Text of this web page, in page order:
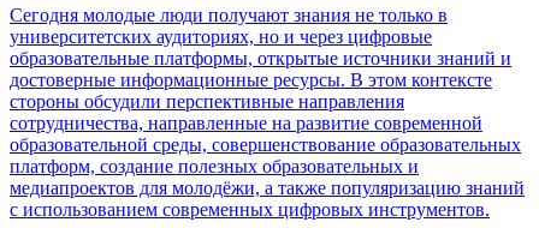
Сегодня молодые люди получают знания не только в
университетских аудиториях, но и через цифровые
образовательные платформы, открытые источники знаний и
достоверные информационные ресурсы. В этом контексте
стороны обсудили перспективные направления
сотрудничества, направленные на развитие современной
образовательной среды, совершенствование образовательных
платформ, создание полезных образовательных и
медиапроектов для молодёжи, а также популяризацию знаний
с использованием современных цифровых инструментов.